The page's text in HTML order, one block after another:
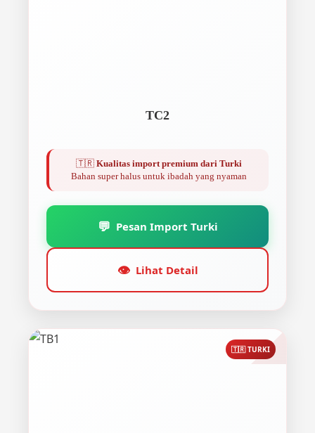
TC2
🇹🇷 Kualitas import premium dari Turki
Bahan super halus untuk ibadah yang nyaman
💬 Pesan Import Turki
👁️ Lihat Detail
🇹🇷 TURKI